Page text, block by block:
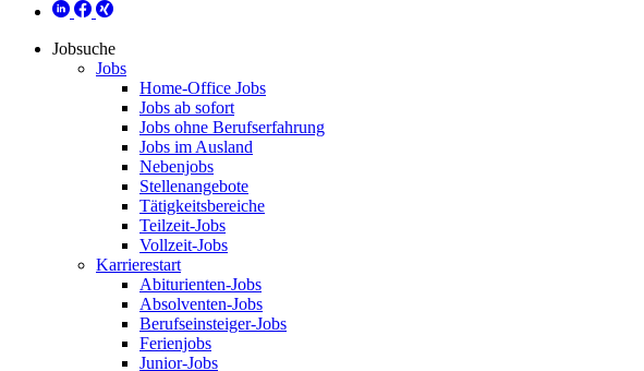
Jobsuche
Jobs
Home-Office Jobs
Jobs ab sofort
Jobs ohne Berufserfahrung
Jobs im Ausland
Nebenjobs
Stellenangebote
Tätigkeitsbereiche
Teilzeit-Jobs
Vollzeit-Jobs
Karrierestart
Abiturienten-Jobs
Absolventen-Jobs
Berufseinsteiger-Jobs
Ferienjobs
Junior-Jobs